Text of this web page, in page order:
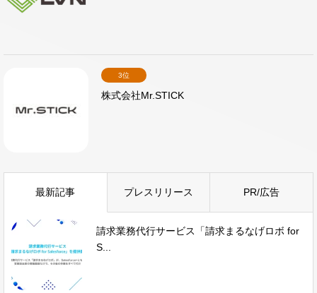
3位
株式会社Mr.STICK
最新記事 プレスリリース PR/広告
請求業務代行サービス「請求まるなげロボ for
S...